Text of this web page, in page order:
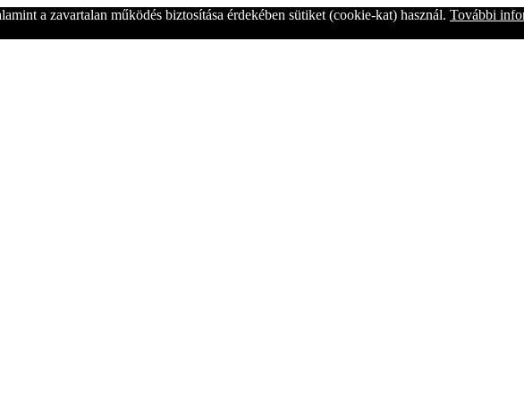
a zavartalan működés biztosítása érdekében sütiket (cookie-kat) használ. További